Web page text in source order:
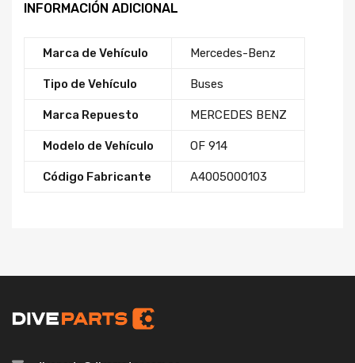
INFORMACIÓN ADICIONAL
Marca de Vehículo Mercedes-Benz
Tipo de Vehículo Buses
Marca Repuesto MERCEDES BENZ
Modelo de Vehículo OF 914
Código Fabricante A4005000103